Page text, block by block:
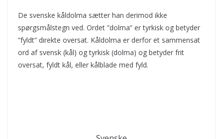
De svenske kåldolma sætter han derimod ikke
spørgsmålstegn ved. Ordet ”dolma” er tyrkisk og betyder
”fyldt” direkte oversat. Kåldolma er derfor et sammensat
ord af svensk (kål) og tyrkisk (dolma) og betyder frit
oversat, fyldt kål, eller kålblade med fyld.